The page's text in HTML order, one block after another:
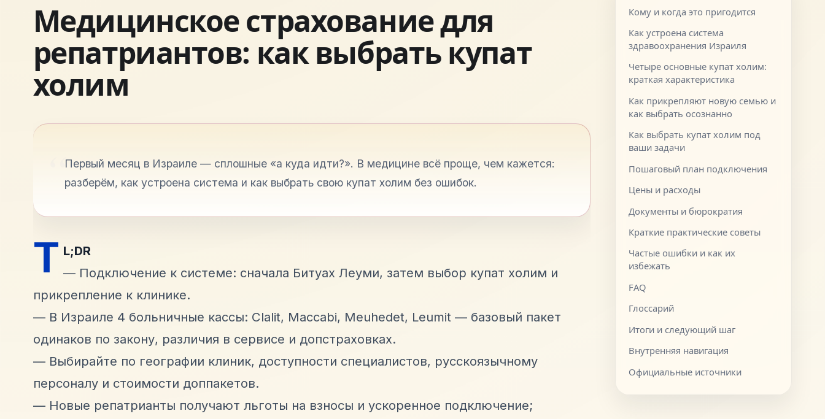
Медицинское страхование для
репатриантов: как выбрать купат
холим
Первый месяц в Израиле — сплошные «а куда идти?». В медицине всё проще, чем кажется:
разберём, как устроена система и как выбрать свою купат холим без ошибок.
T L;DR
— Подключение к системе: сначала Битуах Леуми, затем выбор купат холим и
прикрепление к клинике.
— В Израиле 4 больничные кассы: Clalit, Maccabi, Meuhedet, Leumit — базовый пакет
одинаков по закону, различия в сервисе и допстраховках.
— Выбирайте по географии клиник, доступности специалистов, русскоязычному
персоналу и стоимости доппакетов.
— Новые репатрианты получают льготы на взносы и ускоренное подключение;
Кому и когда это пригодится
Как устроена система
здравоохранения Израиля
Четыре основные купат холим:
краткая характеристика
Как прикрепляют новую семью и
как выбрать осознанно
Как выбрать купат холим под
ваши задачи
Пошаговый план подключения
Цены и расходы
Документы и бюрократия
Краткие практические советы
Частые ошибки и как их
избежать
FAQ
Глоссарий
Итоги и следующий шаг
Внутренняя навигация
Официальные источники